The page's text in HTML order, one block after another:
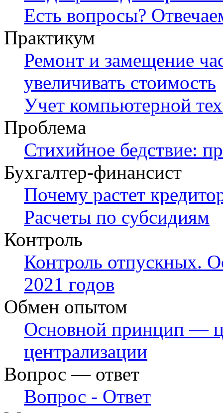
Есть вопросы?
Практикум
Ремонт и замещение
увеличивать стоимость
Учет компьютерной
Проблема
Стихийное бедствие:
Бухгалтер-финансист
Почему растет
Расчеты по субсидиям
Контроль
Контроль отпускных.
2021 годов
Обмен опытом
Основной принцип —
централизации
Вопрос — ответ
Вопрос - Ответ